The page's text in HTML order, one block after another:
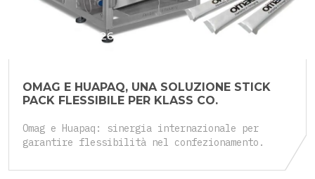
25 Maggio 2026
OMAG E HUAPAQ, UNA SOLUZIONE STICK
PACK FLESSIBILE PER KLASS CO.
Omag e Huapaq: sinergia internazionale per
garantire flessibilità nel confezionamento.